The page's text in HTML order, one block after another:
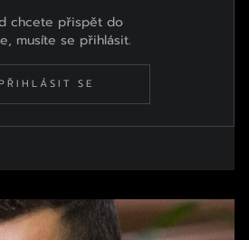
chcete přispět do
musíte se přihlásit.
SE